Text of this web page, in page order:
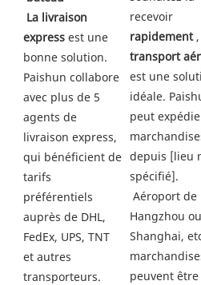
express est une
bonne solution.
Paishun collabore
avec plus de 5
agents de
livraison express,
qui bénéficient de
tarifs
préférentiels
auprès de DHL,
FedEx, UPS, TNT
et autres
transporteurs.
recevoir
rapidement ,
transport
est une
idéale.
peut
depuis [lieu
spécifié].
Hangzhou
Shanghai,
peuvent être